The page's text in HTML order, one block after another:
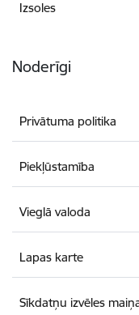
Izsoles
Noderīgi
Privātuma politika
Piekļūstamība
Vieglā valoda
Lapas karte
Sīkdatņu izvēles